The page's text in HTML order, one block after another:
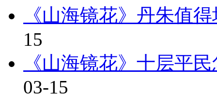
《山海镜花》丹朱值
15
《山海镜花》十层平
03-15